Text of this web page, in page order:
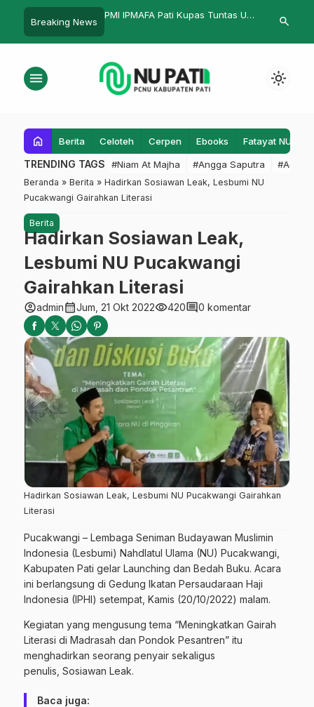
Breaking News
Ragam
PMI IPMAFA Pati Kupas Tuntas UU
Masa
Kegiatan
search
menu light_mode
home Berita Celoteh Cerpen Ebooks Fatayat NU
TRENDING TAGS #Niam At Majha #Angga Saputra #Admin
Beranda » Berita » Hadirkan Sosiawan Leak, Lesbumi NU
Pucakwangi Gairahkan Literasi
Berita
Hadirkan Sosiawan Leak,
Lesbumi NU Pucakwangi
Gairahkan Literasi
account_circleadmincalendar_monthJum, 21 Okt 2022visibility420comment0 komentar
Hadirkan Sosiawan Leak, Lesbumi NU Pucakwangi Gairahkan
Literasi
Pucakwangi – Lembaga Seniman Budayawan Muslimin
Indonesia (Lesbumi) Nahdlatul Ulama (NU) Pucakwangi,
Kabupaten Pati gelar Launching dan Bedah Buku. Acara
ini berlangsung di Gedung Ikatan Persaudaraan Haji
Indonesia (IPHI) setempat, Kamis (20/10/2022) malam.
Kegiatan yang mengusung tema “Meningkatkan Gairah
Literasi di Madrasah dan Pondok Pesantren” itu
menghadirkan seorang penyair sekaligus
penulis, Sosiawan Leak.
Baca juga: